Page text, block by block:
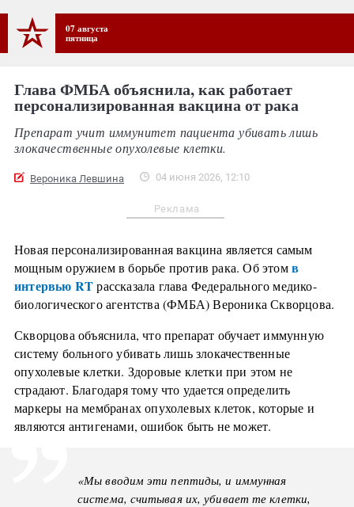
07 августа
пятница
Глава ФМБА объяснила, как работает
персонализированная вакцина от рака
Препарат учит иммунитет пациента убивать лишь
злокачественные опухолевые клетки.
Вероника Левшина 04 июня 2026, 12:10
Реклама
Новая персонализированная вакцина является самым
мощным оружием в борьбе против рака. Об этомв
интервью RTрассказала глава Федерального медико-
биологического агентства (ФМБА) Вероника Скворцова.
Скворцова объяснила, что препарат обучает иммунную
систему больного убивать лишь злокачественные
опухолевые клетки. Здоровые клетки при этом не
страдают. Благодаря тому что удается определить
маркеры на мембранах опухолевых клеток, которые и
являются антигенами, ошибок быть не может.
«Мы вводим эти пептиды, и иммунная
система, считывая их, убивает те клетки,